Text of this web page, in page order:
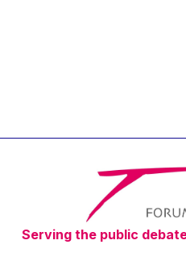
Timothy Radcliffe
Vaclav Klaus
Vassilios Skouris
Vítor Manuel da
Viviane Reding
Serving the public